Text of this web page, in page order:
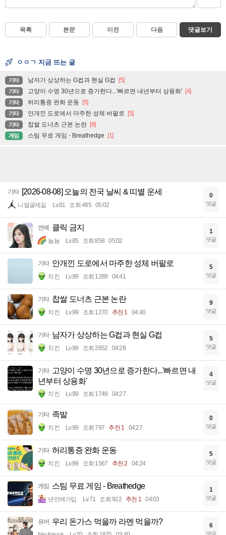
목록 본문 이전 다음 댓글보기
ㅇㅇㄱ 지금 뜨는 글
기타 남자가 상상하는 G컵과 현실 G컵 [5]
기타 고양이 수명 30년으로 증가한다...'빠르면 내년부터 상용화' [4]
기타 허리통증 완화 운동 [5]
기타 안개낀 도로에서 마주한 성체 버팔로 [5]
기타 찹쌀 도너츠 근본 논란 [8]
게임 스팀 무료 게임 - Breathedge [1]
기타 [2026-08-08] 오늘의 전국 날씨 & 띠별 운세
니얼굴제길 Lv.81 조회 485 05:02
0
댓글
연예 클릭 금지
뇸뇸 Lv.85 조회 858 05:02
1
댓글
기타 안개낀 도로에서 마주한 성체 버팔로
치킨 Lv.99 조회 1289 04:41
5
댓글
기타 찹쌀 도너츠 근본 논란
치킨 Lv.99 조회 1270 추천 1 04:40
9
댓글
기타 남자가 상상하는 G컵과 현실 G컵
치킨 Lv.99 조회 2652 04:28
5
댓글
기타 고양이 수명 30년으로 증가한다...'빠르면 내
년부터 상용화'
치킨 Lv.99 조회 1749 04:27
4
댓글
기타 족발
치킨 Lv.99 조회 797 추천 1 04:27
0
댓글
기타 허리통증 완화 운동
치킨 Lv.99 조회 1567 추천 2 04:24
5
댓글
게임 스팀 무료 게임 - Breathedge
년만에가입 Lv.71 조회 922 추천 1 04:03
1
댓글
유머 우리 돈가스 먹을까 라멘 먹을까? 6
댓글